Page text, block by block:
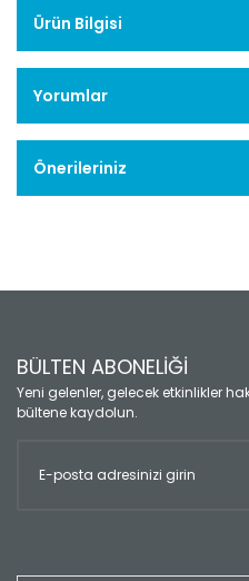
Ürün Bilgisi
Yorumlar
Önerileriniz
BÜLTEN ABONELİĞİ
Yeni gelenler, gelecek etkinlikler
bültene kaydolun.